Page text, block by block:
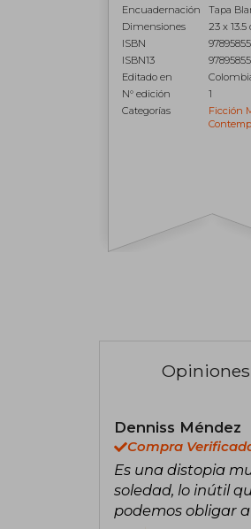
Encuadernación
Tapa
Dimensiones
23 x
ISBN
ISBN13
Editado en
N° edición
1
Categorías
Ficción
Denniss Méndez
Compra
Es una distopia
soledad, lo inútil
podemos obligar